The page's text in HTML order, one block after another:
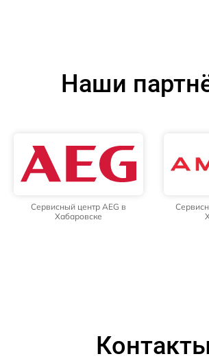
Наши
Сервисный центр AEG в
Хабаровске
Контакты